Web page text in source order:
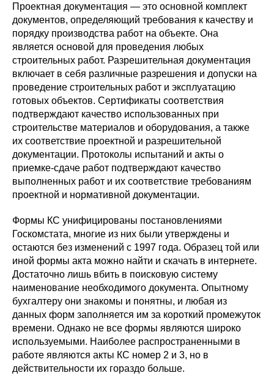
Проектная документация — это основной комплект
документов, определяющий требования к качеству и
порядку производства работ на объекте. Она
является основой для проведения любых
строительных работ. Разрешительная документация
включает в себя различные разрешения и допуски на
проведение строительных работ и эксплуатацию
готовых объектов. Сертификаты соответствия
подтверждают качество использованных при
строительстве материалов и оборудования, а также
их соответствие проектной и разрешительной
документации. Протоколы испытаний и акты о
приемке-сдаче работ подтверждают качество
выполненных работ и их соответствие требованиям
проектной и нормативной документации.
Формы КС унифицированы постановлениями
Госкомстата, многие из них были утверждены и
остаются без изменений с 1997 года. Образец той или
иной формы акта можно найти и скачать в интернете.
Достаточно лишь вбить в поисковую систему
наименование необходимого документа. Опытному
бухгалтеру они знакомы и понятны, и любая из
данных форм заполняется им за короткий промежуток
времени. Однако не все формы являются широко
используемыми. Наиболее распространенными в
работе являются акты КС номер 2 и 3, но в
действительности их гораздо больше.